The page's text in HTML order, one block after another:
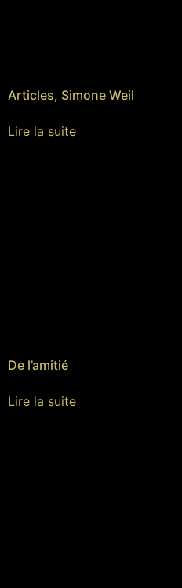
Articles, Simone Weil
Lire la suite
De l’amitié
Lire la suite